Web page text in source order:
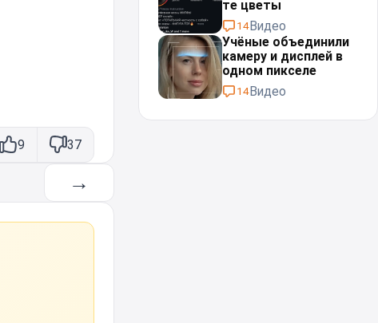
9 37
→
те цветы
14Видео
Учёные объединили
камеру и дисплей в
одном пикселе
14Видео